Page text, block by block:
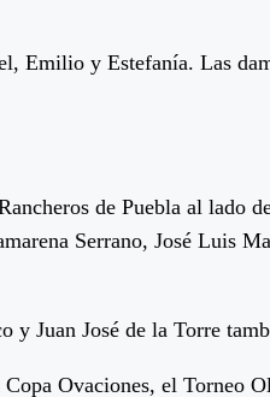
Emilio y Estefanía. Las
de Puebla al lado
Serrano, José Luis
y Juan José de la Torre
Ovaciones, el Torneo